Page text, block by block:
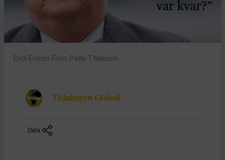
Dick Erixon. Foto: Pelle T Nilsson.
Tidningen Global
Dela